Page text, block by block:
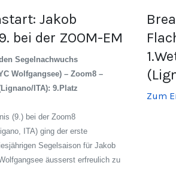
Jakob
bei der ZOOM-EM
Segelnachwuchs
Wolfgangsee) – Zoom8 –
ITA): 9.Platz
(9.) bei der Zoom8
ITA) ging der erste
Segelsaison für Jakob
äusserst erfreulich zu
Zum